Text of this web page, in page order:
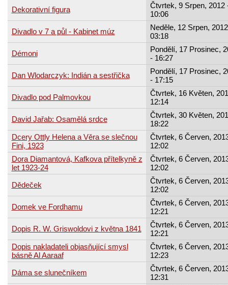
Dekorativní figura
Čtvrtek, 9 Srpen, 2012
10:06
Divadlo v 7 a půl - Kabinet múz
Neděle, 12 Srpen,
03:18
Démoni
Pondělí, 17 Prosinec,
- 16:27
Dan Wlodarczyk: Indián a sestřička
Pondělí, 17 Prosinec,
- 17:15
Divadlo pod Palmovkou
Čtvrtek, 16 Květen,
12:14
David Jařab: Osamělá srdce
Čtvrtek, 30 Květen,
18:22
Dcery Ottly Helena a Věra se slečnou
Fini, 1923
Čtvrtek, 6 Červen,
12:02
Dora Diamantová, Kafkova přítelkyně z
let 1923-24
Čtvrtek, 6 Červen,
12:02
Dědeček
Čtvrtek, 6 Červen,
12:02
Domek ve Fordhamu
Čtvrtek, 6 Červen,
12:21
Dopis R. W. Griswoldovi z května 1841
Čtvrtek, 6 Červen,
12:21
Dopis nakladateli objasňující smysl
básně Al Aaraaf
Čtvrtek, 6 Červen,
12:23
Dáma se slunečníkem
Čtvrtek, 6 Červen,
12:31